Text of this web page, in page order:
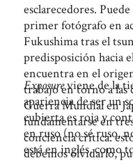
esclarecedores.
primer fotógrafo en
Fukushima tras el
predisposición hacia
encuentra en el
trabajo en torno a las
Guerra Mundial en
fundamentarse en
conciencia crítica:
debemos olvidarlo,
Exposureviene de la
apariencia de ser un
cubierta es roja y
en ruso (no sé ruso,
está en inglés, como